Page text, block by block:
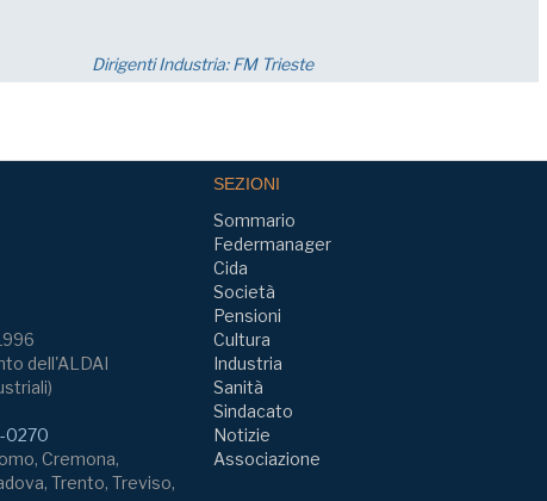
Eventi
dell'ALDAI
0270
Cremona,
Trento, Treviso,
SEZIONI
Sommario
Federmanager
Cida
Società
Pensioni
Cultura
Industria
Sanità
Sindacato
Notizie
Associazione